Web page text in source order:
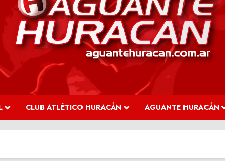
CLUB ATLÉTICO HURACÁN AGUANTE HURACÁN